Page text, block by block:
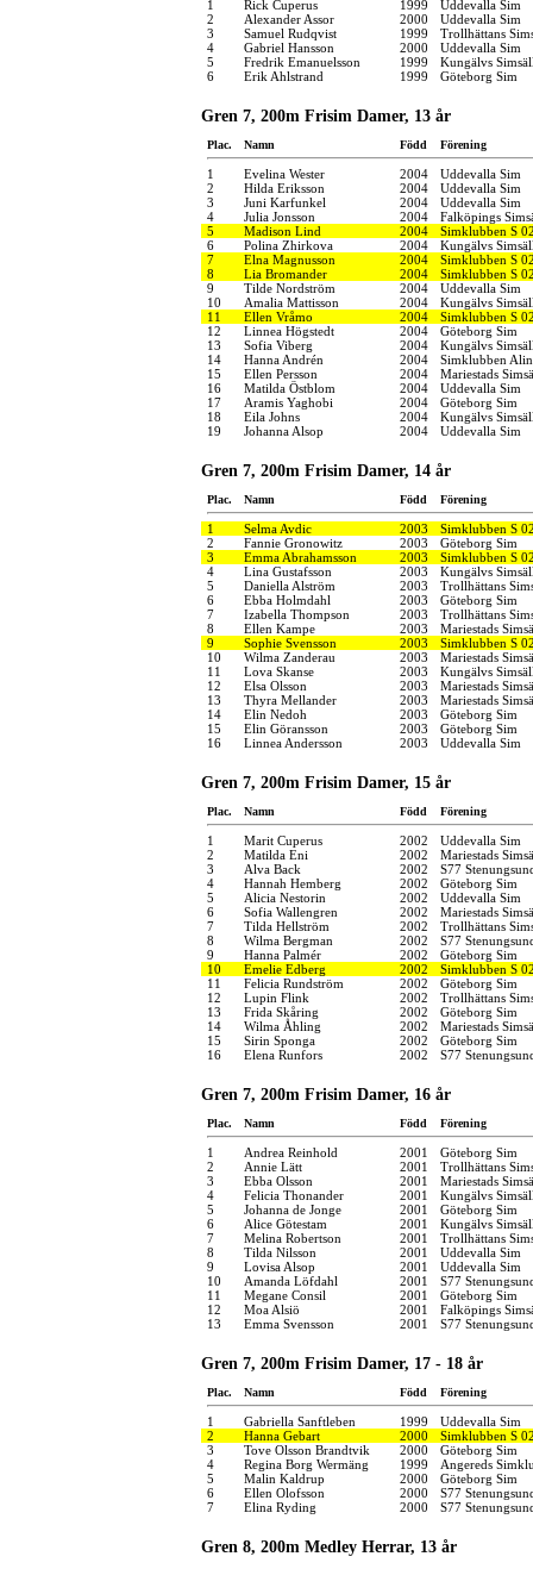
1 Rick Cuperus 1999
Uddevalla Sim
2
Alexander Assor 2000
Uddevalla Sim
3
Samuel Rudqvist 1999
Trollhättans
4
Gabriel Hansson 2000
Uddevalla Sim
5
Fredrik Emanuelsson 1999
Kungälvs
6
Erik Ahlstrand 1999 Göteborg Sim
Gren 7, 200m Frisim Damer, 13 år
Plac. Namn Född Förening
1 Evelina Wester 2004
Uddevalla Sim
2
Hilda Eriksson 2004
Uddevalla Sim
3
Juni Karfunkel 2004
Uddevalla Sim
4
Julia Jonsson 2004
Falköpings
5
Madison Lind 2004
Simklubben S
6
Polina Zhirkova 2004
Kungälvs
7
Elna Magnusson 2004
Simklubben S
8
Lia Bromander 2004
Simklubben S
9
Tilde Nordström 2004
Uddevalla Sim
10
Amalia Mattisson 2004
Kungälvs
11
Ellen Vråmo 2004
Simklubben S
12
Linnea Högstedt 2004
Göteborg Sim
13
Sofia Viberg 2004
Kungälvs
14
Hanna Andrén 2004
Simklubben
15
Ellen Persson 2004
Mariestads
16
Matilda Östblom 2004
Uddevalla Sim
17
Aramis Yaghobi 2004
Göteborg Sim
18
Eila Johns 2004
Kungälvs
19
Johanna Alsop 2004 Uddevalla Sim
Gren 7, 200m Frisim Damer, 14 år
Plac. Namn Född Förening
1 Selma Avdic 2003
Simklubben S
2
Fannie Gronowitz 2003
Göteborg Sim
3
Emma Abrahamsson 2003
Simklubben S
4
Lina Gustafsson 2003
Kungälvs
5
Daniella Alström 2003
Trollhättans
6
Ebba Holmdahl 2003
Göteborg Sim
7
Izabella Thompson 2003
Trollhättans
8
Ellen Kampe 2003
Mariestads
9
Sophie Svensson 2003
Simklubben S
10
Wilma Zanderau 2003
Mariestads
11
Lova Skanse 2003
Kungälvs
12
Elsa Olsson 2003
Mariestads
13
Thyra Mellander 2003
Mariestads
14
Elin Nedoh 2003
Göteborg Sim
15
Elin Göransson 2003
Göteborg Sim
16
Linnea Andersson 2003 Uddevalla Sim
Gren 7, 200m Frisim Damer, 15 år
Plac. Namn Född Förening
1 Marit Cuperus 2002
Uddevalla Sim
2
Matilda Eni 2002
Mariestads
3
Alva Back 2002
S77
4
Hannah Hemberg 2002
Göteborg Sim
5
Alicia Nestorin 2002
Uddevalla Sim
6
Sofia Wallengren 2002
Mariestads
7
Tilda Hellström 2002
Trollhättans
8
Wilma Bergman 2002
S77
9
Hanna Palmér 2002
Göteborg Sim
10
Emelie Edberg 2002
Simklubben S
11
Felicia Rundström 2002
Göteborg Sim
12
Lupin Flink 2002
Trollhättans
13
Frida Skåring 2002
Göteborg Sim
14
Wilma Åhling 2002
Mariestads
15
Sirin Sponga 2002
Göteborg Sim
16
Elena Runfors 2002 S77
Gren 7, 200m Frisim Damer, 16 år
Plac. Namn Född Förening
1 Andrea Reinhold 2001
Göteborg Sim
2
Annie Lätt 2001
Trollhättans
3
Ebba Olsson 2001
Mariestads
4
Felicia Thonander 2001
Kungälvs
5
Johanna de Jonge 2001
Göteborg Sim
6
Alice Götestam 2001
Kungälvs
7
Melina Robertson 2001
Trollhättans
8
Tilda Nilsson 2001
Uddevalla Sim
9
Lovisa Alsop 2001
Uddevalla Sim
10
Amanda Löfdahl 2001
S77
11
Megane Consil 2001
Göteborg Sim
12
Moa Alsiö 2001
Falköpings
13
Emma Svensson 2001 S77
Gren 7, 200m Frisim Damer, 17 - 18 år
Plac. Namn Född Förening
1 Gabriella Sanftleben 1999
Uddevalla Sim
2
Hanna Gebart 2000
Simklubben S
3
Tove Olsson Brandtvik 2000
Göteborg Sim
4
Regina Borg Wermäng 1999
Angereds
5
Malin Kaldrup 2000
Göteborg Sim
6
Ellen Olofsson 2000
S77
7
Elina Ryding 2000 S77
Gren 8, 200m Medley Herrar, 13 år